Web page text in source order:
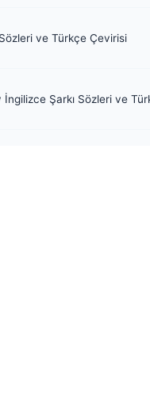
ve Türkçe Çevirisi
Şarkı Sözleri ve